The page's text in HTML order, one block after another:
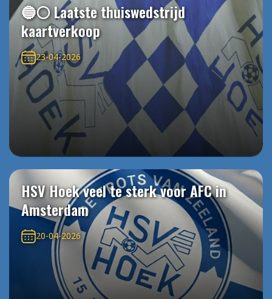
🔵⚪️ Laatste thuiswedstrijd
kaartverkoop
23-04-2026
HSV Hoek veel te sterk voor AFC in
Amsterdam
20-04-2026